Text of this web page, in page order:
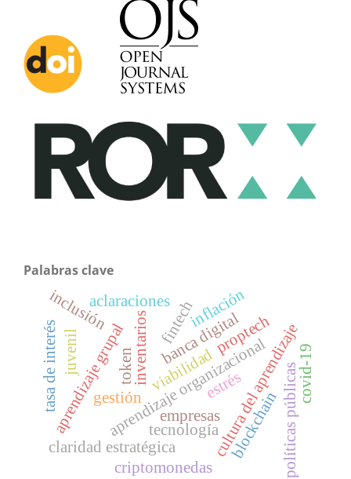
Palabras clave
aprendizaje organizacional
cultura del aprendizaje
claridad estratégica
aprendizaje grupal
gestión
inventarios
empresas
viabilidad
banca digital
aclaraciones
inclusión
políticas públicas
criptomonedas
fintech
token
blockchain
estrés
juvenil covid-19
inflación
tasa de interés proptech
tecnología